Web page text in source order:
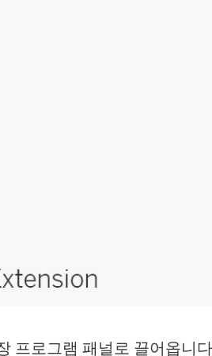
프로그램 패널로 끌어옵니